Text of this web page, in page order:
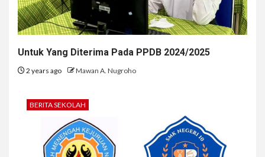
Untuk Yang Diterima Pada PPDB 2024/2025
2 years ago Mawan A. Nugroho
BERITA SEKOLAH